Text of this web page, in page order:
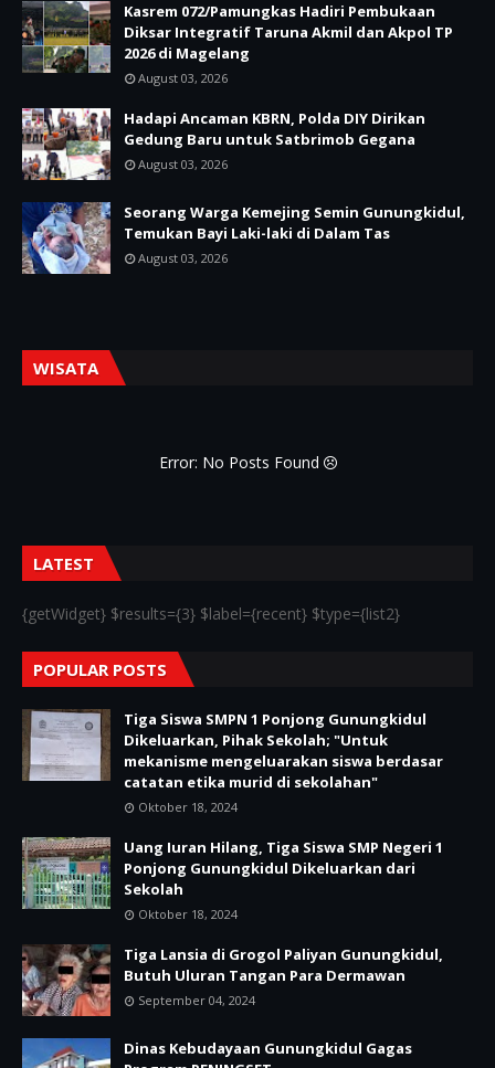
Kasrem 072/Pamungkas Hadiri Pembukaan
Diksar Integratif Taruna Akmil dan Akpol TP
2026 di Magelang
August 03, 2026
Hadapi Ancaman KBRN, Polda DIY Dirikan
Gedung Baru untuk Satbrimob Gegana
August 03, 2026
Seorang Warga Kemejing Semin Gunungkidul,
Temukan Bayi Laki-laki di Dalam Tas
August 03, 2026
WISATA
Error: No Posts Found
LATEST
{getWidget} $results={3} $label={recent} $type={list2}
POPULAR POSTS
Tiga Siswa SMPN 1 Ponjong Gunungkidul
Dikeluarkan, Pihak Sekolah; "Untuk
mekanisme mengeluarakan siswa berdasar
catatan etika murid di sekolahan"
Oktober 18, 2024
Uang Iuran Hilang, Tiga Siswa SMP Negeri 1
Ponjong Gunungkidul Dikeluarkan dari
Sekolah
Oktober 18, 2024
Tiga Lansia di Grogol Paliyan Gunungkidul,
Butuh Uluran Tangan Para Dermawan
September 04, 2024
Dinas Kebudayaan Gunungkidul Gagas